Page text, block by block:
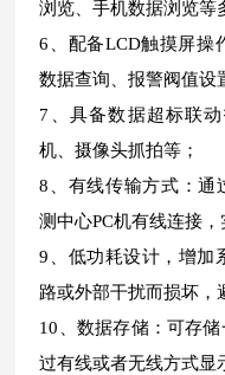
浏览、手机数据浏览等
6、配备LCD触摸屏操
数据查询、报警阀值设
7、具备数据超标联
机、摄像头抓拍等；
8、有线传输方式：通
测中心PC机有线连接，
9、低功耗设计，增加
路或外部干扰而损坏，
10、数据存储：可存
过有线或者无线方式显